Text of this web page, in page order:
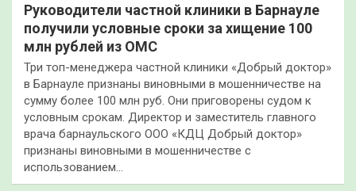
Руководители частной клиники в Барнауле
получили условные сроки за хищение 100
млн рублей из ОМС
Три топ-менеджера частной клиники «Добрый доктор»
в Барнауле признаны виновными в мошенничестве на
сумму более 100 млн руб. Они приговорены судом к
условным срокам. Директор и заместитель главного
врача барнаульского ООО «КДЦ Добрый доктор»
признаны виновными в мошенничестве с
использованием…